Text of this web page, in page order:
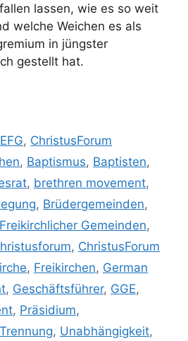
lassen, wie es so weit
welche Weichen es als
in jüngster
gestellt hat.
, ChristusForum
, Baptismus, Baptisten,
, brethren movement,
, Brüdergemeinden,
Gemeinden,
, ChristusForum
, Freikirchen, German
, Geschäftsführer, GGE,
, Präsidium,
Trennung, Unabhängigkeit,